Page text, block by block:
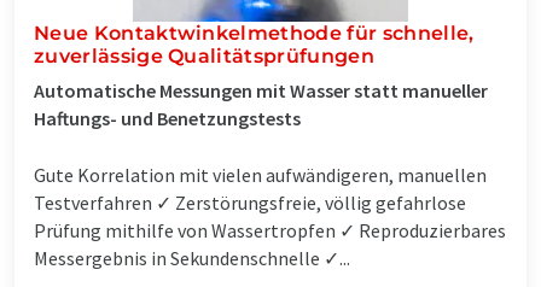
Neue Kontaktwinkelmethode für schnelle,
zuverlässige Qualitätsprüfungen
Automatische Messungen mit Wasser statt manueller
Haftungs- und Benetzungstests
Gute Korrelation mit vielen aufwändigeren, manuellen
Testverfahren ✓ Zerstörungsfreie, völlig gefahrlose
Prüfung mithilfe von Wassertropfen ✓ Reproduzierbares
Messergebnis in Sekundenschnelle ✓...